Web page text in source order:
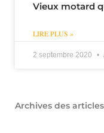
Vieux motard
LIRE PLUS »
2 septembre 2020
Archives des articles